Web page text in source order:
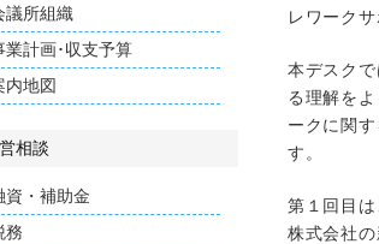
レワーク
本デスク
る理解を
ークに関
す。
第１回目
株式会社
議所組織
業計画･収支予算
内地図
相談
資・補助金
務